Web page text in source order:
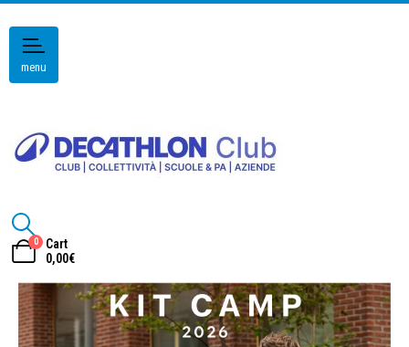
menu
0
Cart
0,00€